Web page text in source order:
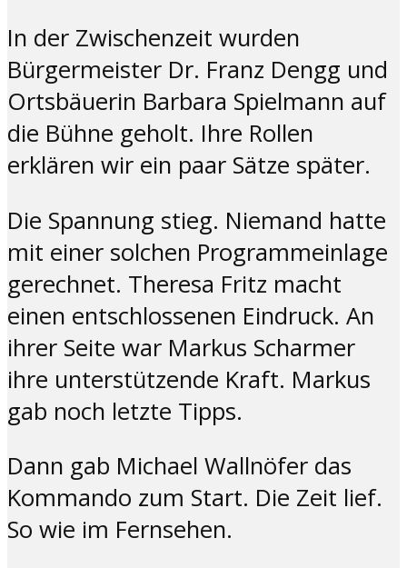
In der Zwischenzeit wurden
Bürgermeister Dr. Franz Dengg und
Ortsbäuerin Barbara Spielmann auf
die Bühne geholt. Ihre Rollen
erklären wir ein paar Sätze später.
Die Spannung stieg. Niemand hatte
mit einer solchen Programmeinlage
gerechnet. Theresa Fritz macht
einen entschlossenen Eindruck. An
ihrer Seite war Markus Scharmer
ihre unterstützende Kraft. Markus
gab noch letzte Tipps.
Dann gab Michael Wallnöfer das
Kommando zum Start. Die Zeit lief.
So wie im Fernsehen.